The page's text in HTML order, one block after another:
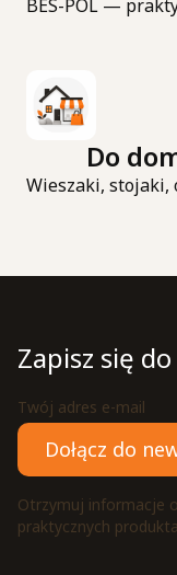
BES-POL —
Do
Wieszaki, stojaki,
Zapisz się
Twój adres e-mail
Dołącz do
Otrzymuj informacje
praktycznych